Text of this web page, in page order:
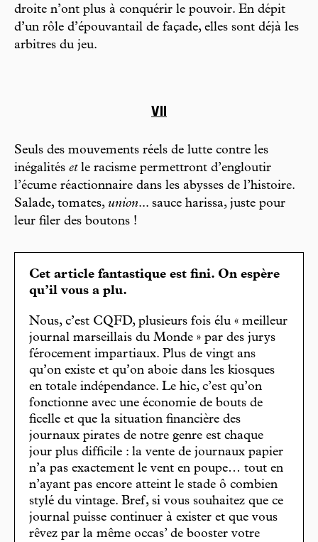
droite n’ont plus à conquérir le pouvoir. En dépit
d’un rôle d’épouvantail de façade, elles sont déjà les
arbitres du jeu.
VII
Seuls des mouvements réels de lutte contre les
inégalités etle racisme permettront d’engloutir
l’écume réactionnaire dans les abysses de l’histoire.
Salade, tomates, union... sauce harissa, juste pour
leur filer des boutons !
Cet article fantastique est fini. On espère
qu’il vous a plu.
Nous, c’est CQFD, plusieurs fois élu « meilleur
journal marseillais du Monde » par des jurys
férocement impartiaux. Plus de vingt ans
qu’on existe et qu’on aboie dans les kiosques
en totale indépendance. Le hic, c’est qu’on
fonctionne avec une économie de bouts de
ficelle et que la situation financière des
journaux pirates de notre genre est chaque
jour plus difficile : la vente de journaux papier
n’a pas exactement le vent en poupe… tout en
n’ayant pas encore atteint le stade ô combien
stylé du vintage. Bref, si vous souhaitez que ce
journal puisse continuer à exister et que vous
rêvez par la même occas’ de booster votre